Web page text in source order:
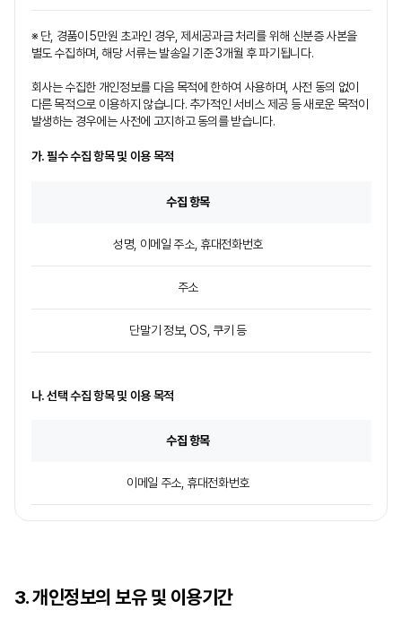
※ 단, 경품이 5만원 초과인 경우, 제세공과금 처리를 위해 신분증 사본을
별도 수집하며, 해당 서류는 발송일 기준 3개월 후 파기됩니다.
회사는 수집한 개인정보를 다음 목적에 한하여 사용하며, 사전 동의 없이
다른 목적으로 이용하지 않습니다. 추가적인 서비스 제공 등 새로운 목적이
발생하는 경우에는 사전에 고지하고 동의를 받습니다.
가. 필수 수집 항목 및 이용 목적
수집 항목
성명, 이메일 주소, 휴대전화번호
주소
단말기 정보, OS, 쿠키 등
나. 선택 수집 항목 및 이용 목적
수집 항목
이메일 주소, 휴대전화번호
3. 개인정보의 보유 및 이용기간